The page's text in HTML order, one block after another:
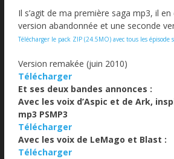
Il s’agit de ma première saga mp3, il
version abandonnée et une seconde
Télécharger le pack ZIP (24.5MO) avec tous les épisode
Version remakée (juin 2010)
Télécharger
Et ses deux bandes annonces :
Avec les voix d’Aspic et de Ark,
mp3 PSMP3
Télécharger
Avec les voix de LeMago et Blast :
Télécharger